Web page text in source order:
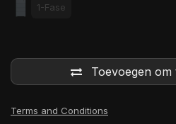
1-Fase
Toevoegen om
Terms and Conditions